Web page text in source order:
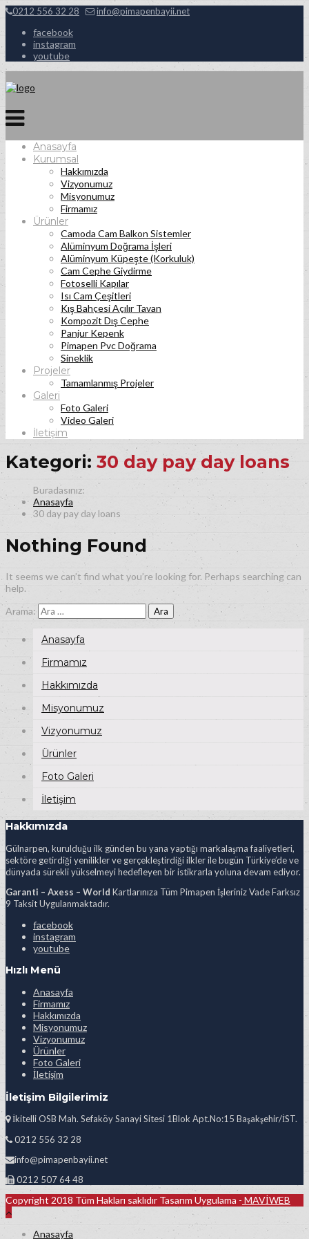
0212 556 32 28 info@pimapenbayii.net
facebook
instagram
youtube
Anasayfa
Kurumsal
Hakkımızda
Vizyonumuz
Misyonumuz
Firmamız
Ürünler
Camoda Cam Balkon Sistemler
Alüminyum Doğrama İşleri
Alüminyum Küpeşte (Korkuluk)
Cam Cephe Giydirme
Fotoselli Kapılar
Isı Cam Çeşitleri
Kış Bahçesi Açılır Tavan
Kompozit Dış Cephe
Panjur Kepenk
Pimapen Pvc Doğrama
Sineklik
Projeler
Tamamlanmış Projeler
Galeri
Foto Galeri
Video Galeri
İletişim
Kategori: 30 day pay day loans
Anasayfa
30 day pay day loans
Nothing Found
It seems we can’t find what you’re looking for. Perhaps searching can
help.
Arama:
Anasayfa
Firmamız
Hakkımızda
Misyonumuz
Vizyonumuz
Ürünler
Foto Galeri
İletişim
Hakkımızda
Gülnarpen, kurulduğu ilk günden bu yana yaptığı markalaşma faaliyetleri,
sektöre getirdiği yenilikler ve gerçekleştirdiği ilkler ile bugün Türkiye’de ve
dünyada sürekli yükselmeyi hedefleyen bir istikrarla yoluna devam ediyor.
Garanti – Axess – World Kartlarınıza Tüm Pimapen İşleriniz Vade Farksız
9 Taksit Uygulanmaktadır.
facebook
instagram
youtube
Hızlı Menü
Anasayfa
Firmamız
Hakkımızda
Misyonumuz
Vizyonumuz
Ürünler
Foto Galeri
İletişim
İletişim Bilgilerimiz
İkitelli OSB Mah. Sefaköy Sanayi Sitesi 1Blok Apt.No:15 Başakşehir/İST.
0212 556 32 28
info@pimapenbayii.net
0212 507 64 48
Copyright 2018 Tüm Hakları saklıdır Tasarım Uygulama - MAVİWEB
Anasayfa